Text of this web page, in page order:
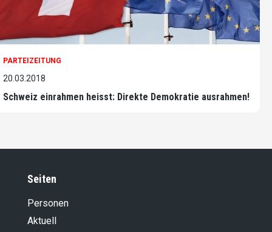
PARTEIZEITUNG
20.03.2018
Schweiz einrahmen heisst: Direkte Demokratie ausrahmen!
Seiten
Personen
Aktuell